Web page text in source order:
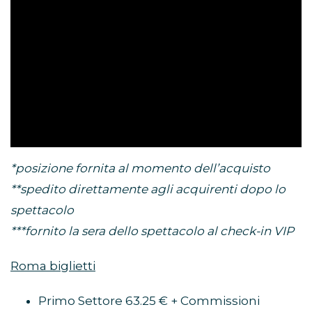
*posizione fornita al momento dell’acquisto
**spedito direttamente agli acquirenti dopo lo
spettacolo
***fornito la sera dello spettacolo al check-in VIP
Roma biglietti
Primo Settore 63.25 € + Commissioni